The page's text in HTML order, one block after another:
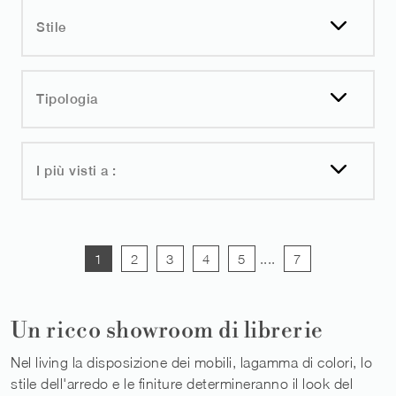
Stile
Tipologia
I più visti a :
1 2 3 4 5 .... 7
Un ricco showroom di librerie
Nel living la disposizione dei mobili, lagamma di colori, lo
stile dell'arredo e le finiture determineranno il look del